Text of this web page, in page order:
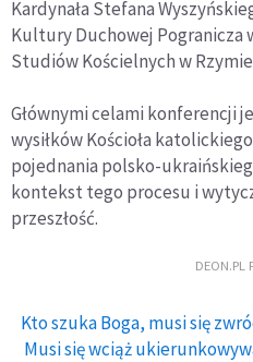
Kardynała Stefana
Kultury Duchowej
Studiów Kościelnych w
Głównymi celami konferencji
wysiłków Kościoła
pojednania polsko-
kontekst tego procesu i
przeszłość.
DEON.PL
Kto szuka Boga, musi się
Musi się wciąż